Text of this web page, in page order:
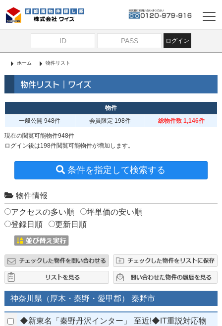
ログイン
ホーム 物件リスト
物件リスト｜ワイズ
物件
一般公開 948件 会員限定 198件 総物件数 1,146件
現在の閲覧可能物件948件
ログイン後は198件閲覧可能物件が増加します。
条件を指定して検索する
物件情報
アクセスの多い順
坪単価の安い順
登録日順
更新日順
神奈川県（厚木・秦野・愛甲郡） 秦野市
◆新東名「秦野丹沢インター」 至近!◆IT重説対応物